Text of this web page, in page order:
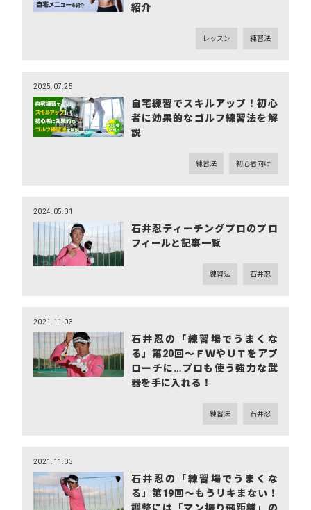
紹介
レッスン 練習法
2025.07.25
自宅練習でスキルアップ！初心
者に効果的なゴルフ練習法を解
説
練習法 初心者向け
2024.05.01
石井忍ティーチングプロのプロ
フィールと記事一覧
練習法 石井忍
2021.11.03
石井忍の「練習場でうまくな
る」第20回～ＦＷやＵＴをアプ
ローチに…プロも使う強力な武
器を手に入れる！
練習法 石井忍
2021.11.03
石井忍の「練習場でうまくな
る」第19回～もうリキまない！